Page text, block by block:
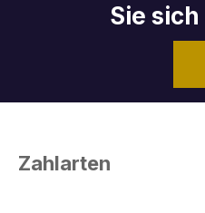
Sie sich
Zahlarten